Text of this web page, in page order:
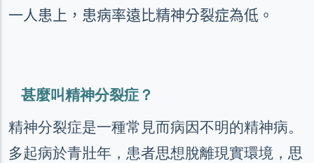
一人患上，患病率遠比精神分裂症為低。
甚麼叫精神分裂症？
精神分裂症是一種常見而病因不明的精神病。
多起病於青壯年，患者思想脫離現實環境，思